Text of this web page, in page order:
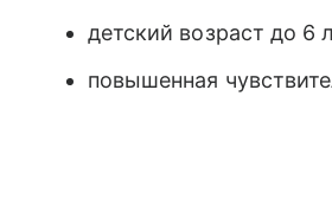
детский возраст до 6
повышенная